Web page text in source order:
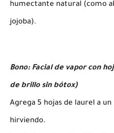
humectante natural (como
jojoba).
Bono: Facial de vapor con
de brillo sin bótox)
Agrega 5 hojas de laurel a
hirviendo.